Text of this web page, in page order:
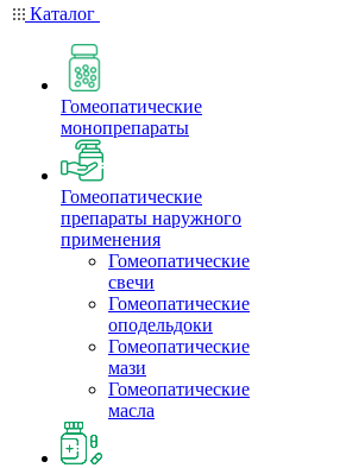
Каталог
Гомеопатические
монопрепараты
Гомеопатические
препараты наружного
применения
Гомеопатические
свечи
Гомеопатические
оподельдоки
Гомеопатические
мази
Гомеопатические
масла